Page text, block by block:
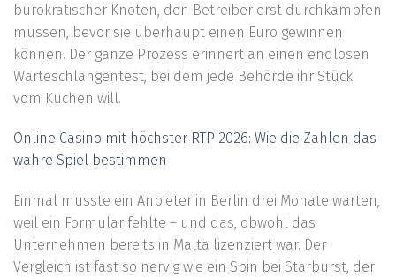
bürokratischer Knoten, den Betreiber erst durchkämpfen
müssen, bevor sie überhaupt einen Euro gewinnen
können. Der ganze Prozess erinnert an einen endlosen
Warteschlangentest, bei dem jede Behörde ihr Stück
vom Kuchen will.
Online Casino mit höchster RTP 2026: Wie die Zahlen das
wahre Spiel bestimmen
Einmal musste ein Anbieter in Berlin drei Monate warten,
weil ein Formular fehlte – und das, obwohl das
Unternehmen bereits in Malta lizenziert war. Der
Vergleich ist fast so nervig wie ein Spin bei Starburst, der